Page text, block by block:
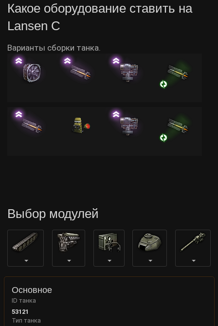
Какое оборудование ставить на
Lansen C
Варианты сборки танка.
Выбор модулей
Основное
ID танка
53121
Тип танка